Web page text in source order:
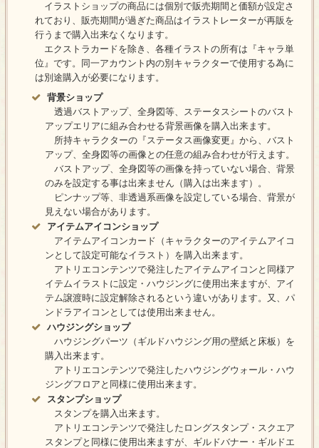
イラストショップの商品には個別で販売期間と価額が設定さ
れており、販売期間が過ぎた商品はイラストレーターが再販を
行うまで購入出来なくなります。
エクストラカードを除き、各種イラストの所有は『キャラ単
位』です。同一アカウント内の別キャラクターで使用する為に
は別途購入が必要になります。
背景ショップ
透過バストアップ、全身図等、ステータスシートのバスト
アップエリアに組み合わせる背景画像を購入出来ます。
所持キャラクターの『ステータス画像変更』から、バスト
アップ、全身図等の画像との任意の組み合わせが行えます。
バストアップ、全身図等の画像を持っていない場合、背景
のみを設定する事は出来ません（購入は出来ます）。
ピンナップ等、非透過系画像を設定している場合、背景が
見えない場合があります。
アイテムアイコンショップ
アイテムアイコンカード（キャラクターのアイテムアイコ
ンとして設定可能なイラスト）を購入出来ます。
アトリエコンテンツで発注したアイテムアイコンと同様ア
イテムイラストに設定・ハウジングに使用出来ますが、アイ
テム譲渡時に設定解除されるという違いがあります。又、パ
ンドラアイコンとしては使用出来ません。
ハウジングショップ
ハウジングパーツ（ギルドハウジング用の壁紙と床板）を
購入出来ます。
アトリエコンテンツで発注したハウジングウォール・ハウ
ジングフロアと同様に使用出来ます。
スタンプショップ
スタンプを購入出来ます。
アトリエコンテンツで発注したロングスタンプ・スクエア
スタンプと同様に使用出来ますが、ギルドバナー・ギルドエ